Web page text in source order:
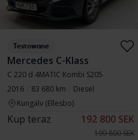
Testowane
Mercedes C-Klass
C 220 d 4MATIC Kombi S205
2016
83 680 km
Diesel
Kungälv (Ellesbo)
Kup teraz 192 800 SEK
199 800 SEK